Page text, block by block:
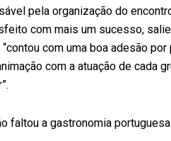
pela organização do
com mais um sucesso,
com uma boa adesão
com a atuação de cada
faltou a gastronomia